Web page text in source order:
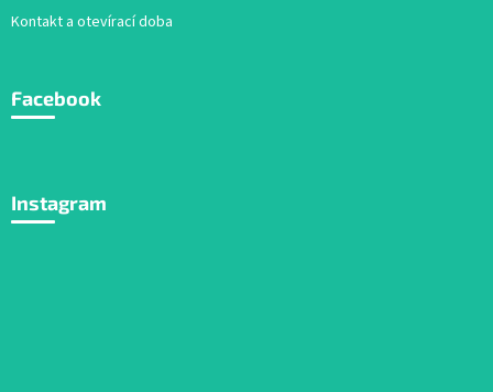
Kontakt a otevírací doba
Facebook
Instagram